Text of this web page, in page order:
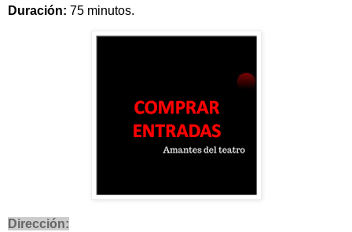
Duración: 75 minutos.
Dirección: